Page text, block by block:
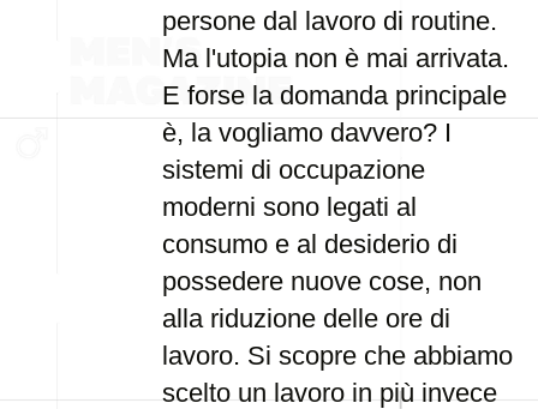
persone dal lavoro di routine.
Ma l'utopia non è mai arrivata.
E forse la domanda principale
è, la vogliamo davvero? I
sistemi di occupazione
moderni sono legati al
consumo e al desiderio di
possedere nuove cose, non
alla riduzione delle ore di
lavoro. Si scopre che abbiamo
scelto un lavoro in più invece